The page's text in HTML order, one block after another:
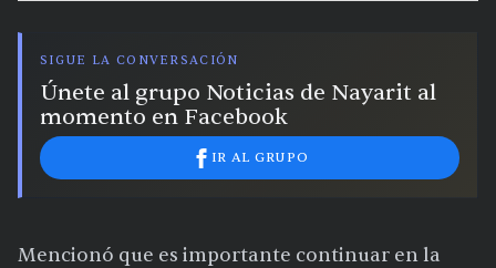
SIGUE LA CONVERSACIÓN
Únete al grupo Noticias de Nayarit al
momento en Facebook
IR AL GRUPO
Mencionó que es importante continuar en la